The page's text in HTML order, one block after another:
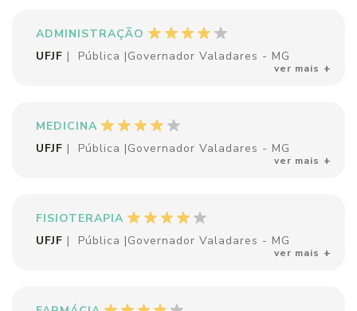
ADMINISTRAÇÃO
UFJF | Pública |Governador Valadares - MG
ver mais
MEDICINA
UFJF | Pública |Governador Valadares - MG
ver mais
FISIOTERAPIA
UFJF | Pública |Governador Valadares - MG
ver mais